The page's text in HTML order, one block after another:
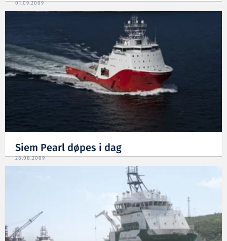
01.09.2009
Siem Pearl døpes i dag
28.08.2009